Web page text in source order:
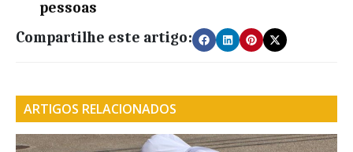
pessoas
Compartilhe este artigo:
ARTIGOS RELACIONADOS